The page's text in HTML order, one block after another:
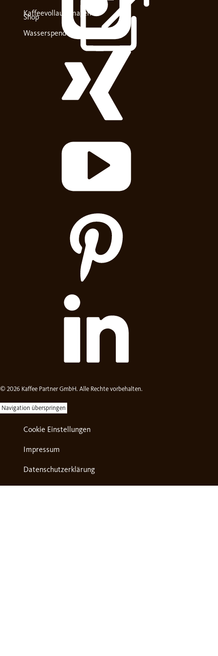
Kaffeevollautomaten
Wasserspender
Shop
© 2026 Kaffee Partner GmbH. Alle Rechte vorbehalten.
Navigation überspringen
Cookie Einstellungen
Impressum
Datenschutzerklärung